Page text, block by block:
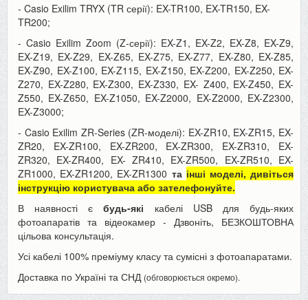
- Casio Exilim TRYX (TR серії): EX-TR100, EX-TR150, EX-
TR200;
- Casio Exilim Zoom (Z-серії): EX-Z1, EX-Z2, EX-Z8, EX-Z9,
EX-Z19, EX-Z29, EX-Z65, EX-Z75, EX-Z77, EX-Z80, EX-Z85,
EX-Z90, EX-Z100, EX-Z115, EX-Z150, EX-Z200, EX-Z250, EX-
Z270, EX-Z280, EX-Z300, EX-Z330, EX- Z400, EX-Z450, EX-
Z550, EX-Z650, EX-Z1050, EX-Z2000, EX-Z2000, EX-Z2300,
EX-Z3000;
- Casio Exilim ZR-Series (ZR-моделі): EX-ZR10, EX-ZR15, EX-
ZR20, EX-ZR100, EX-ZR200, EX-ZR300, EX-ZR310, EX-
ZR320, EX-ZR400, EX- ZR410, EX-ZR500, EX-ZR510, EX-
ZR1000, EX-ZR1200, EX-ZR1300 та інші моделі, дивіться
інструкцію користувача або зателефонуйте.
В наявності єбудь-які кабелі USB для будь-яких
фотоапаратів та відеокамер - Дзвоніть, БЕЗКОШТОВНА
цільова консультація.
Усі кабелі 100% преміуму класу та сумісні з фотоапаратами.
Доставка по Україні та СНД (обговорюється окремо).